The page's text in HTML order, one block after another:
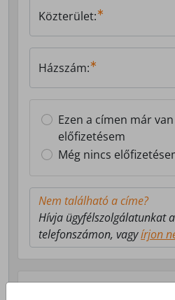
Közterület:
Házszám:
Ezen a címen már van
előfizetésem
Még nincs
Nem található a címe?
Hívja ügyfélszolgálatunkat
telefonszámon, vagyírjon
Válasszon milyen